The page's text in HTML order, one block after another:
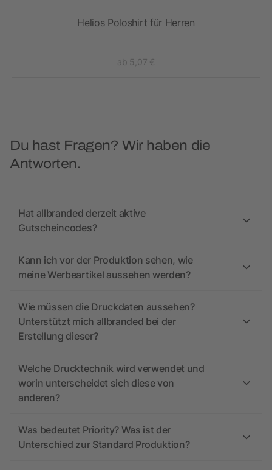
Helios Poloshirt für Herren
ab 5,07 €
Du hast Fragen? Wir haben die
Antworten.
Hat allbranded derzeit aktive
Gutscheincodes?
Kann ich vor der Produktion sehen, wie
meine Werbeartikel aussehen werden?
Wie müssen die Druckdaten aussehen?
Unterstützt mich allbranded bei der
Erstellung dieser?
Welche Drucktechnik wird verwendet und
worin unterscheidet sich diese von
anderen?
Was bedeutet Priority? Was ist der
Unterschied zur Standard Produktion?